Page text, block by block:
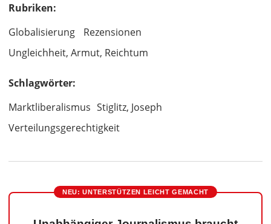
Rubriken:
Globalisierung
Rezensionen
Ungleichheit, Armut, Reichtum
Schlagwörter:
Marktliberalismus Stiglitz, Joseph
Verteilungsgerechtigkeit
NEU: UNTERSTÜTZEN LEICHT GEMACHT